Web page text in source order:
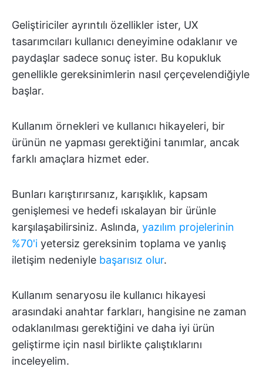
Geliştiriciler ayrıntılı özellikler ister, UX
tasarımcıları kullanıcı deneyimine odaklanır ve
paydaşlar sadece sonuç ister. Bu kopukluk
genellikle gereksinimlerin nasıl çerçevelendiğiyle
başlar.
Kullanım örnekleri ve kullanıcı hikayeleri, bir
ürünün ne yapması gerektiğini tanımlar, ancak
farklı amaçlara hizmet eder.
Bunları karıştırırsanız, karışıklık, kapsam
genişlemesi ve hedefi ıskalayan bir ürünle
karşılaşabilirsiniz. Aslında, yazılım projelerinin
%70'i yetersiz gereksinim toplama ve yanlış
iletişim nedeniyle başarısız olur.
Kullanım senaryosu ile kullanıcı hikayesi
arasındaki anahtar farkları, hangisine ne zaman
odaklanılması gerektiğini ve daha iyi ürün
geliştirme için nasıl birlikte çalıştıklarını
inceleyelim.